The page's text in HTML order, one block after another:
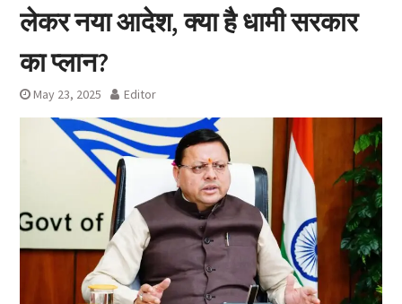
लेकर नया आदेश, क्या है धामी सरकार
का प्लान?
May 23, 2025 Editor